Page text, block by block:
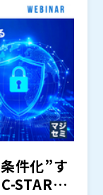
、CENELE
が、全面適用
ず、現時点で
示されていま
開は段階的に
年12月頃(以
製品を展開す
先行的な準備
未だ不透明な
ればよいので
に向けて、法
CRAや関連す
件化”す
STAR」